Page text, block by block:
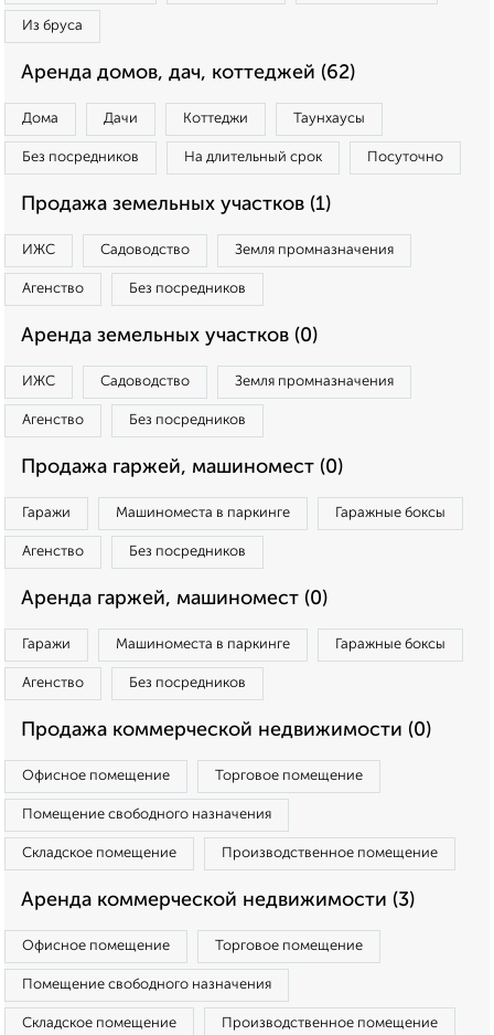
Из бруса
Аренда домов, дач, коттеджей (62)
Дома Дачи Коттеджи Таунхаусы
Без посредников На длительный срок Посуточно
Продажа земельных участков (1)
ИЖС Садоводство Земля промназначения
Агенство Без посредников
Аренда земельных участков (0)
ИЖС Садоводство Земля промназначения
Агенство Без посредников
Продажа гаржей, машиномест (0)
Гаражи Машиноместа в паркинге Гаражные боксы
Агенство Без посредников
Аренда гаржей, машиномест (0)
Гаражи Машиноместа в паркинге Гаражные боксы
Агенство Без посредников
Продажа коммерческой недвижимости (0)
Офисное помещение Торговое помещение
Помещение свободного назначения
Складское помещение Производственное помещение
Аренда коммерческой недвижимости (3)
Офисное помещение Торговое помещение
Помещение свободного назначения
Складское помещение Производственное помещение